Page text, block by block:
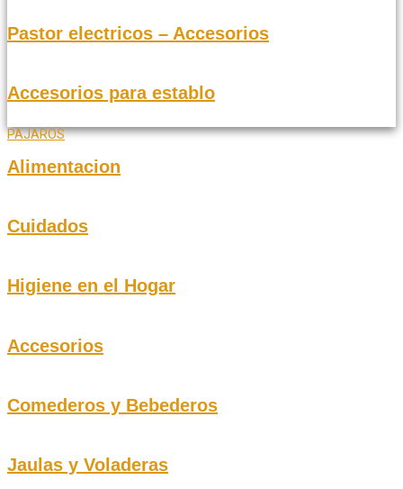
Pastor electricos – Accesorios
Accesorios para establo
PAJAROS
Alimentacion
Cuidados
Higiene en el Hogar
Accesorios
Comederos y Bebederos
Jaulas y Voladeras